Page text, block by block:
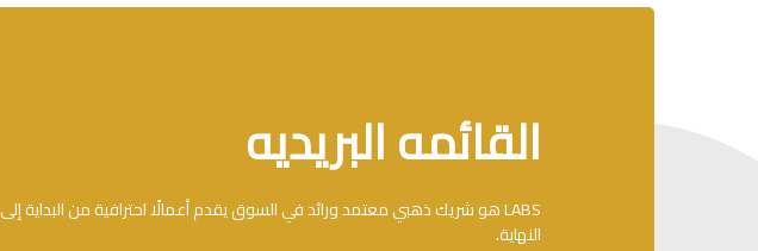
القائمه البريديه
LABS هو شريك ذهبي معتمد ورائد في السوق يقدم أعمالًا احترافية من البداية إلى
النهاية.